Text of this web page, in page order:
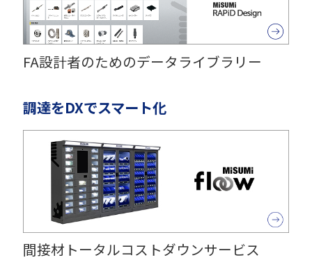
FA設計者のためのデータライブラリー
調達をDXでスマート化
間接材トータルコストダウンサービス